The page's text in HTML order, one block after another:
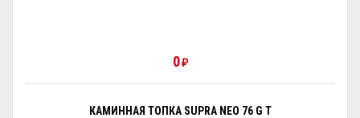
0₽
КАМИННАЯ ТОПКА SUPRA NEO 76 G T